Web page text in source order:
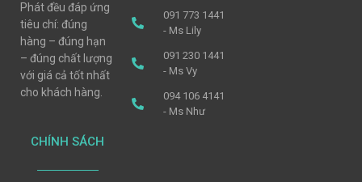
Phát đều đáp ứng
tiêu chí: đúng
hàng – đúng hạn
– đúng chất lượng
với giá cả tốt nhất
cho khách hàng.
CHÍNH SÁCH
091 773 1441
- Ms Lily
091 230 1441
- Ms Vy
094 106 4141
- Ms Như